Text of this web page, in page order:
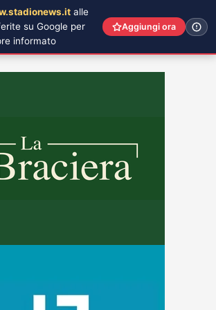
alle
su Google per
informato
Aggiungi ora